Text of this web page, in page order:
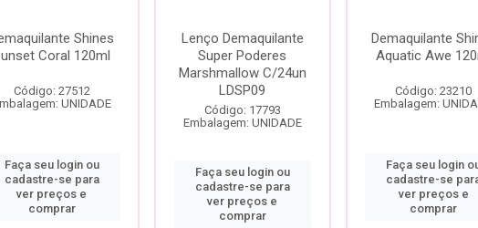
Shines
Coral 120ml
Código: 27512
UNIDADE
Faça seu login ou
cadastre-se para
ver preços e
comprar
Lenço Demaquilante
Super Poderes
Marshmallow C/24un
LDSP09
Código: 17793
Embalagem: UNIDADE
Faça seu login ou
cadastre-se para
ver preços e
comprar
Demaquilante
Aquatic Awe
Código: 23210
Embalagem:
Faça seu login
cadastre-se
ver preços e
comprar